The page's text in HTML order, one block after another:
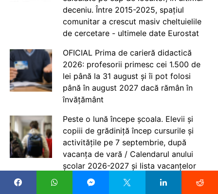
deceniu. Între 2015-2025, spațiul
comunitar a crescut masiv cheltuielile
de cercetare - ultimele date Eurostat
OFICIAL Prima de carieră didactică
2026: profesorii primesc cei 1.500 de
lei până la 31 august și îi pot folosi
până în august 2027 dacă rămân în
învățământ
Peste o lună începe școala. Elevii și
copiii de grădiniță încep cursurile și
activitățile pe 7 septembrie, după
vacanța de vară / Calendarul anului
școlar 2026-2027 și lista vacanțelor
Universitatea din București a